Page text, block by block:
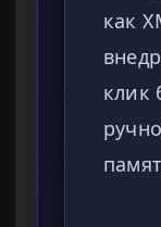
как
клик